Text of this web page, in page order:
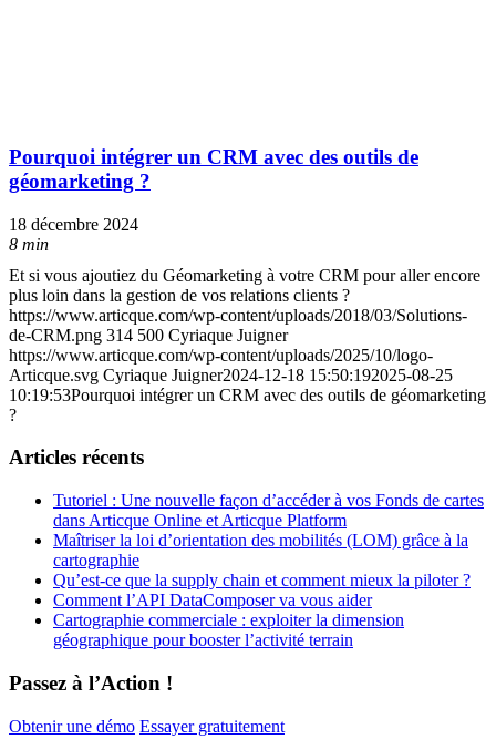
Pourquoi intégrer un CRM avec des outils de
géomarketing ?
18 décembre 2024
8 min
Et si vous ajoutiez du Géomarketing à votre CRM pour aller encore
plus loin dans la gestion de vos relations clients ?
https://www.articque.com/wp-content/uploads/2018/03/Solutions-
de-CRM.png 314 500 Cyriaque Juigner
https://www.articque.com/wp-content/uploads/2025/10/logo-
Articque.svg Cyriaque Juigner2024-12-18 15:50:192025-08-25
10:19:53Pourquoi intégrer un CRM avec des outils de géomarketing
?
Articles récents
Tutoriel : Une nouvelle façon d’accéder à vos Fonds de cartes
dans Articque Online et Articque Platform
Maîtriser la loi d’orientation des mobilités (LOM) grâce à la
cartographie
Qu’est-ce que la supply chain et comment mieux la piloter ?
Comment l’API DataComposer va vous aider
Cartographie commerciale : exploiter la dimension
géographique pour booster l’activité terrain
Passez à l’Action !
Obtenir une démo Essayer gratuitement